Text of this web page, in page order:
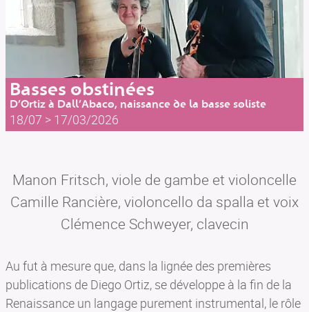
Basses obstinées
D’Ortiz à Dall’Abaco, naissance de la basse soliste
18/07 > 17/03/2026
Manon Fritsch, viole de gambe et violoncelle
Camille Rancière, violoncello da spalla et voix
Clémence Schweyer, clavecin
Au fut à mesure que, dans la lignée des premières
publications de Diego Ortiz, se développe à la fin de la
Renaissance un langage purement instrumental, le rôle